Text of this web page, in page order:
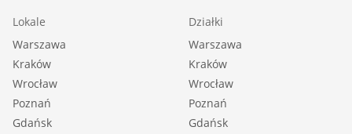
Lokale
Warszawa
Kraków
Wrocław
Poznań
Gdańsk
Działki
Warszawa
Kraków
Wrocław
Poznań
Gdańsk